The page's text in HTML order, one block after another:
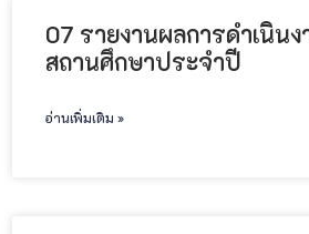
07 รายงานผลการดําเนิน
สถานศึกษาประจําปี
อ่านเพิ่มเติม »